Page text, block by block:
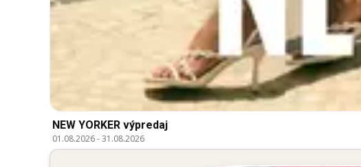
NEW YORKER výpredaj
01.08.2026-31.08.2026